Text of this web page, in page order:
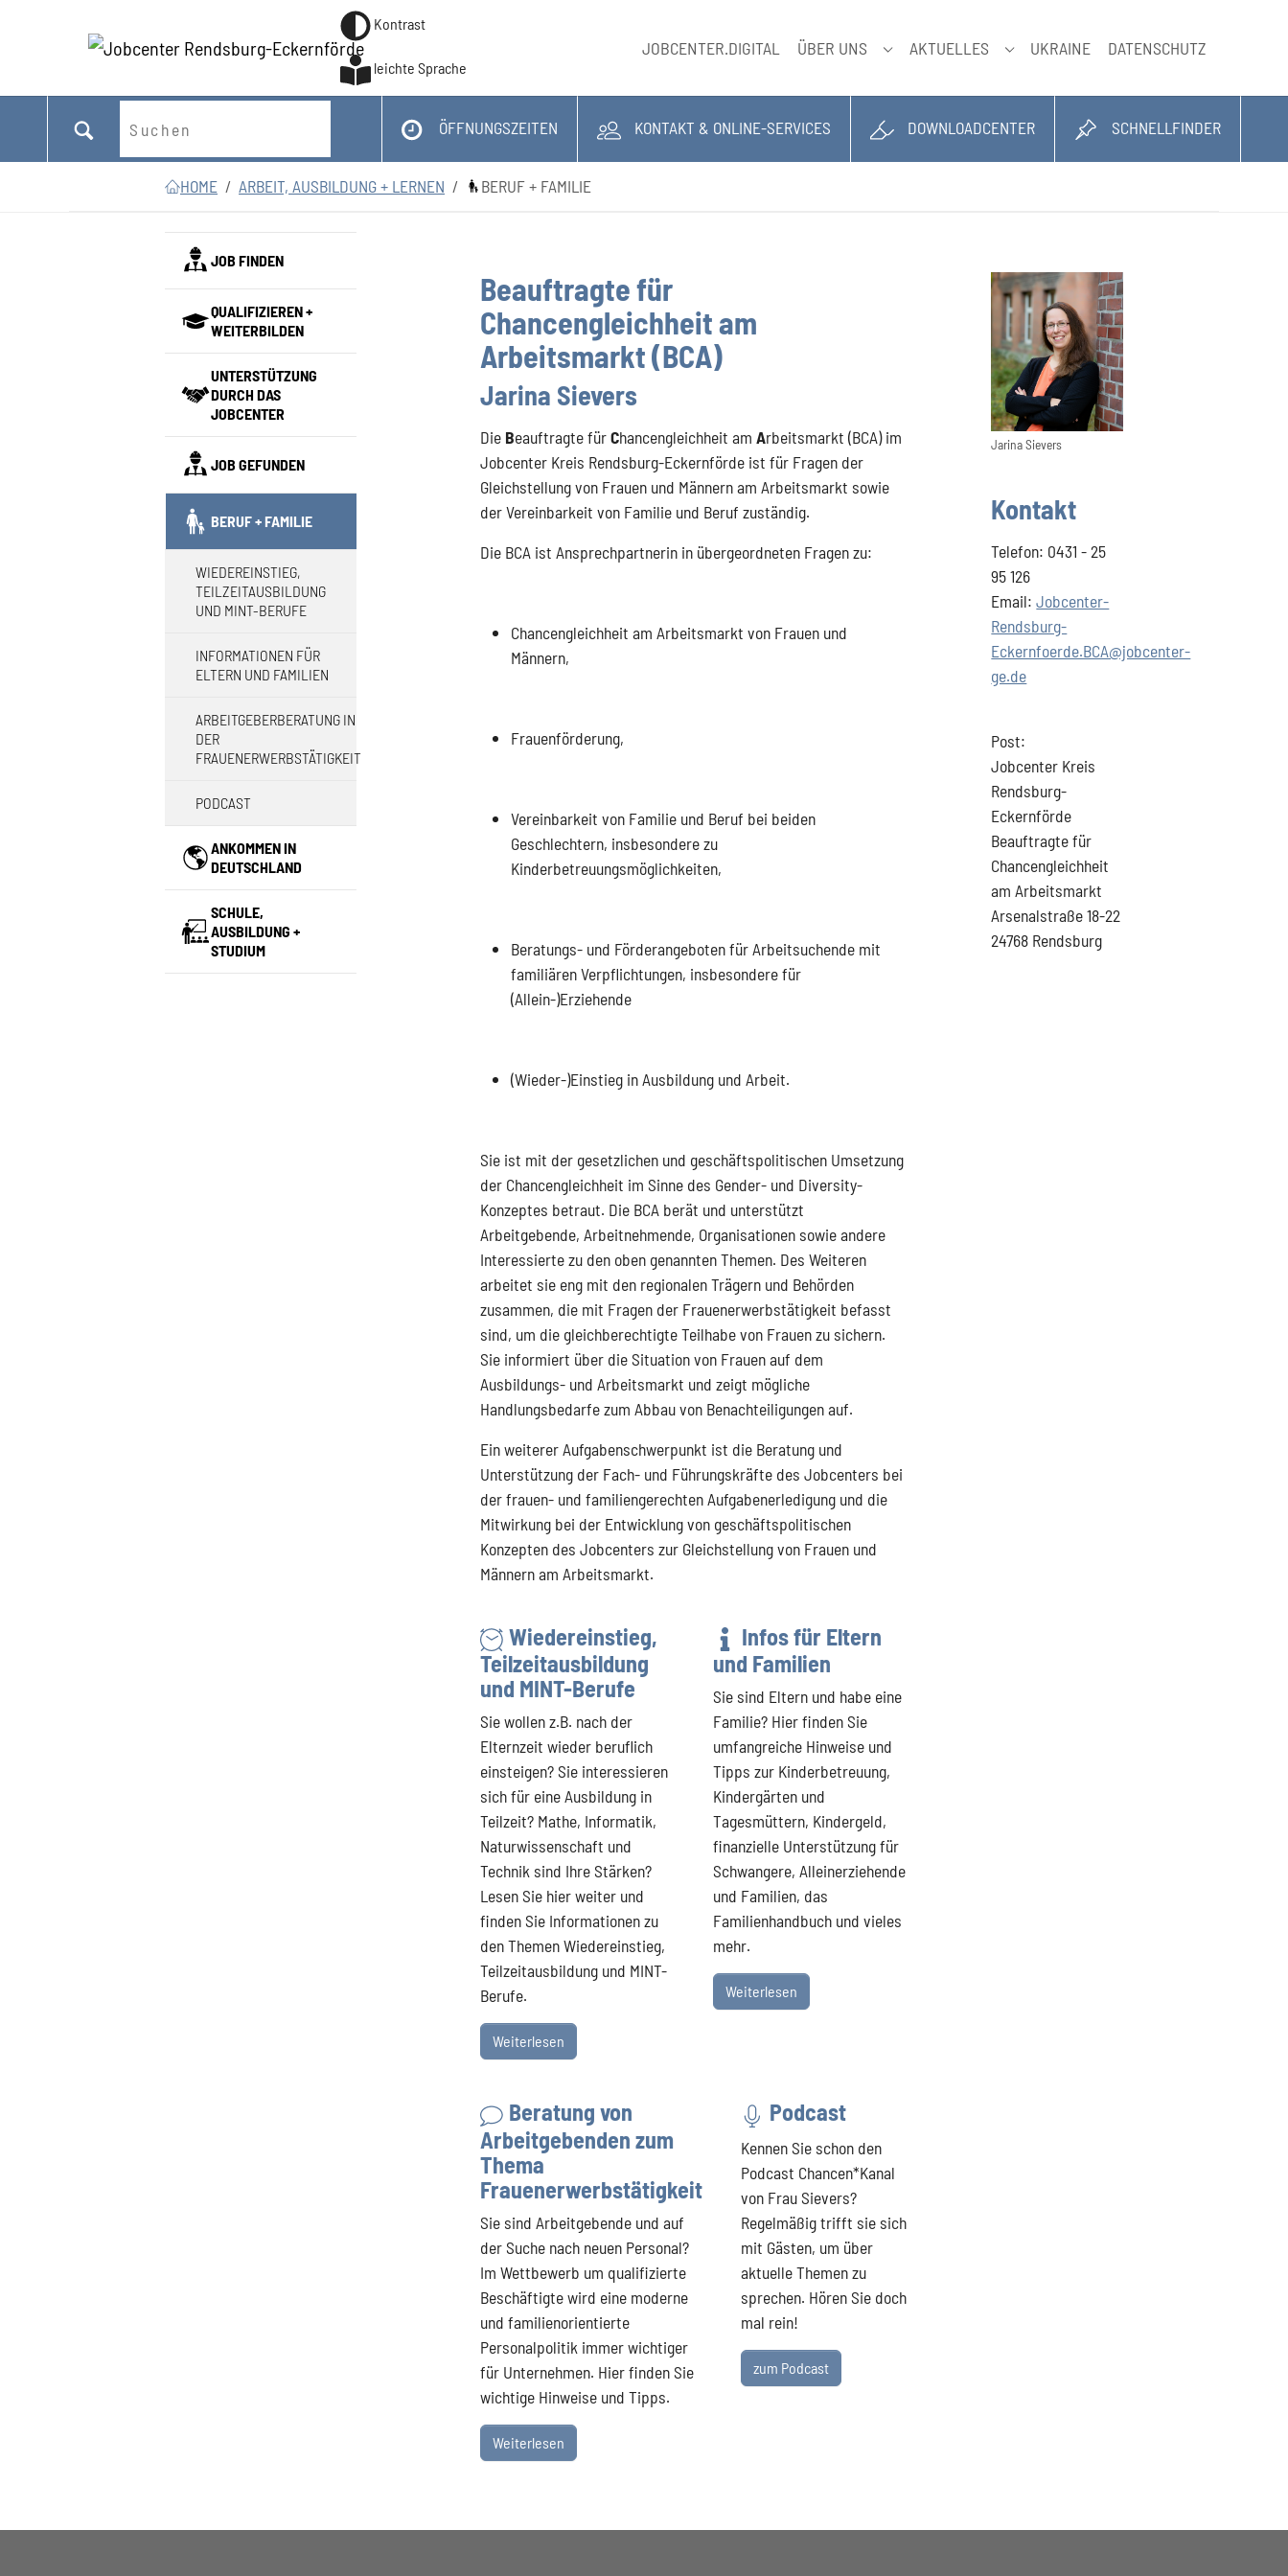
Kontrast
leichte Sprache
JOBCENTER.DIGITAL ÜBER UNS
SUBMENU FÜR "ÜBER UNS"
AKTUELLES
SUBMENU FÜR "AKTUELLES"
UKRAINE DATENSCHUTZ
ÖFFNUNGSZEITEN KONTAKT & ONLINE-SERVICES DOWNLOADCENTER SCHNELLFINDER
HOME ARBEIT, AUSBILDUNG + LERNEN BERUF + FAMILIE
Beauftragte für
Chancengleichheit am
Arbeitsmarkt (BCA)
Jarina Sievers
Die Beauftragte fürChancengleichheit am Arbeitsmarkt (BCA) im
Jobcenter Kreis Rendsburg-Eckernförde ist für Fragen der
Gleichstellung von Frauen und Männern am Arbeitsmarkt sowie
der Vereinbarkeit von Familie und Beruf zuständig.
Die BCA ist Ansprechpartnerin in übergeordneten Fragen zu:
Chancengleichheit am Arbeitsmarkt von Frauen und
Männern,
Frauenförderung,
Vereinbarkeit von Familie und Beruf bei beiden
Geschlechtern, insbesondere zu
Kinderbetreuungsmöglichkeiten,
Beratungs- und Förderangeboten für Arbeitsuchende mit
familiären Verpflichtungen, insbesondere für
(Allein-)Erziehende
(Wieder-)Einstieg in Ausbildung und Arbeit.
Sie ist mit der gesetzlichen und geschäftspolitischen Umsetzung
der Chancengleichheit im Sinne des Gender- und Diversity-
Konzeptes betraut. Die BCA berät und unterstützt
Arbeitgebende, Arbeitnehmende, Organisationen sowie andere
Interessierte zu den oben genannten Themen. Des Weiteren
arbeitet sie eng mit den regionalen Trägern und Behörden
zusammen, die mit Fragen der Frauenerwerbstätigkeit befasst
sind, um die gleichberechtigte Teilhabe von Frauen zu sichern.
Sie informiert über die Situation von Frauen auf dem
Ausbildungs- und Arbeitsmarkt und zeigt mögliche
Handlungsbedarfe zum Abbau von Benachteiligungen auf.
Ein weiterer Aufgabenschwerpunkt ist die Beratung und
Unterstützung der Fach- und Führungskräfte des Jobcenters bei
der frauen- und familiengerechten Aufgabenerledigung und die
Mitwirkung bei der Entwicklung von geschäftspolitischen
Konzepten des Jobcenters zur Gleichstellung von Frauen und
Männern am Arbeitsmarkt.
Wiedereinstieg,
Teilzeitausbildung
und MINT-Berufe
Sie wollen z.B. nach der
Elternzeit wieder beruflich
einsteigen? Sie interessieren
sich für eine Ausbildung in
Teilzeit? Mathe, Informatik,
Naturwissenschaft und
Technik sind Ihre Stärken?
Lesen Sie hier weiter und
finden Sie Informationen zu
den Themen Wiedereinstieg,
Teilzeitausbildung und MINT-
Berufe.
Weiterlesen
Infos für Eltern
und Familien
Sie sind Eltern und habe eine
Familie? Hier finden Sie
umfangreiche Hinweise und
Tipps zur Kinderbetreuung,
Kindergärten und
Tagesmüttern, Kindergeld,
finanzielle Unterstützung für
Schwangere, Alleinerziehende
und Familien, das
Familienhandbuch und vieles
mehr.
Weiterlesen
Beratung von
Arbeitgebenden zum
Thema
Frauenerwerbstätigkeit
Sie sind Arbeitgebende und auf
der Suche nach neuen Personal?
Im Wettbewerb um qualifizierte
Beschäftigte wird eine moderne
und familienorientierte
Personalpolitik immer wichtiger
für Unternehmen. Hier finden Sie
wichtige Hinweise und Tipps.
Weiterlesen
Podcast
Kennen Sie schon den
Podcast Chancen*Kanal
von Frau Sievers?
Regelmäßig trifft sie sich
mit Gästen, um über
aktuelle Themen zu
sprechen. Hören Sie doch
mal rein!
zum Podcast
Jarina Sievers
Kontakt
Telefon: 0431 - 25
95 126
Email:Jobcenter-
Rendsburg-
Eckernfoerde.BCA@jobcenter-
ge.de
Post:
Jobcenter Kreis
Rendsburg-
Eckernförde
Beauftragte für
Chancengleichheit
am Arbeitsmarkt
Arsenalstraße 18-22
24768 Rendsburg
JOB FINDEN
QUALIFIZIEREN +
WEITERBILDEN
UNTERSTÜTZUNG
DURCH DAS
JOBCENTER
JOB GEFUNDEN
BERUF + FAMILIE(CURRENT)
WIEDEREINSTIEG,
TEILZEITAUSBILDUNG
UND MINT-BERUFE
INFORMATIONEN FÜR
ELTERN UND FAMILIEN
ARBEITGEBERBERATUNG IN
DER
FRAUENERWERBSTÄTIGKEIT
PODCAST
ANKOMMEN IN
DEUTSCHLAND
SCHULE,
AUSBILDUNG +
STUDIUM